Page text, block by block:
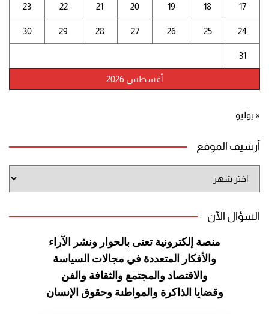
أغسطس 2026
17
18
19
20
21
22
23
24
25
26
27
28
29
30
31
« يوليو
أرشيف الموقع
الموقع
السؤال الآن
منصة إلكترونية تعنى بالحوار ونشر الآراء
والأفكار المتعددة في مجالات السياسة
والاقتصاد والمجتمع والثقافة والفن
وقضايا الذاكرة والمواطنة وحقوق الإنسان